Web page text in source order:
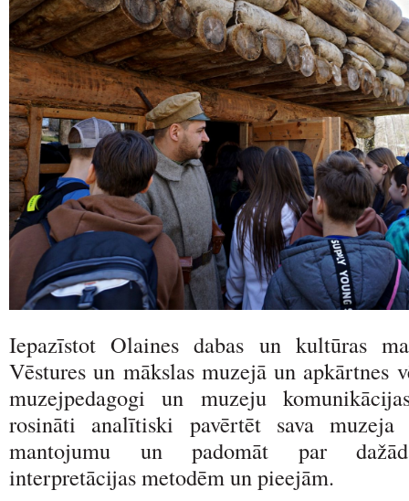
Iepazīstot Olaines dabas un kultūras
Vēstures un mākslas muzejā un apkārtnes
muzejpedagogi un muzeju
rosināti analītiski pavērtēt sava
mantojumu un padomāt par
interpretācijas metodēm un pieejām.